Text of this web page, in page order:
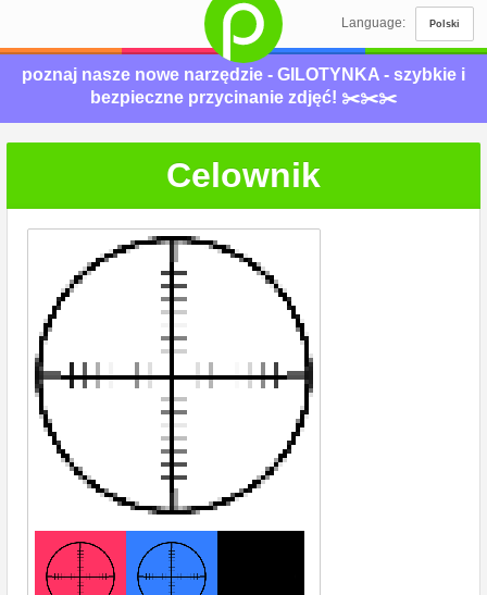
Language: Polski
poznaj nasze nowe narzędzie - GILOTYNKA - szybkie i
bezpieczne przycinanie zdjęć! ✂️✂️✂️
Celownik